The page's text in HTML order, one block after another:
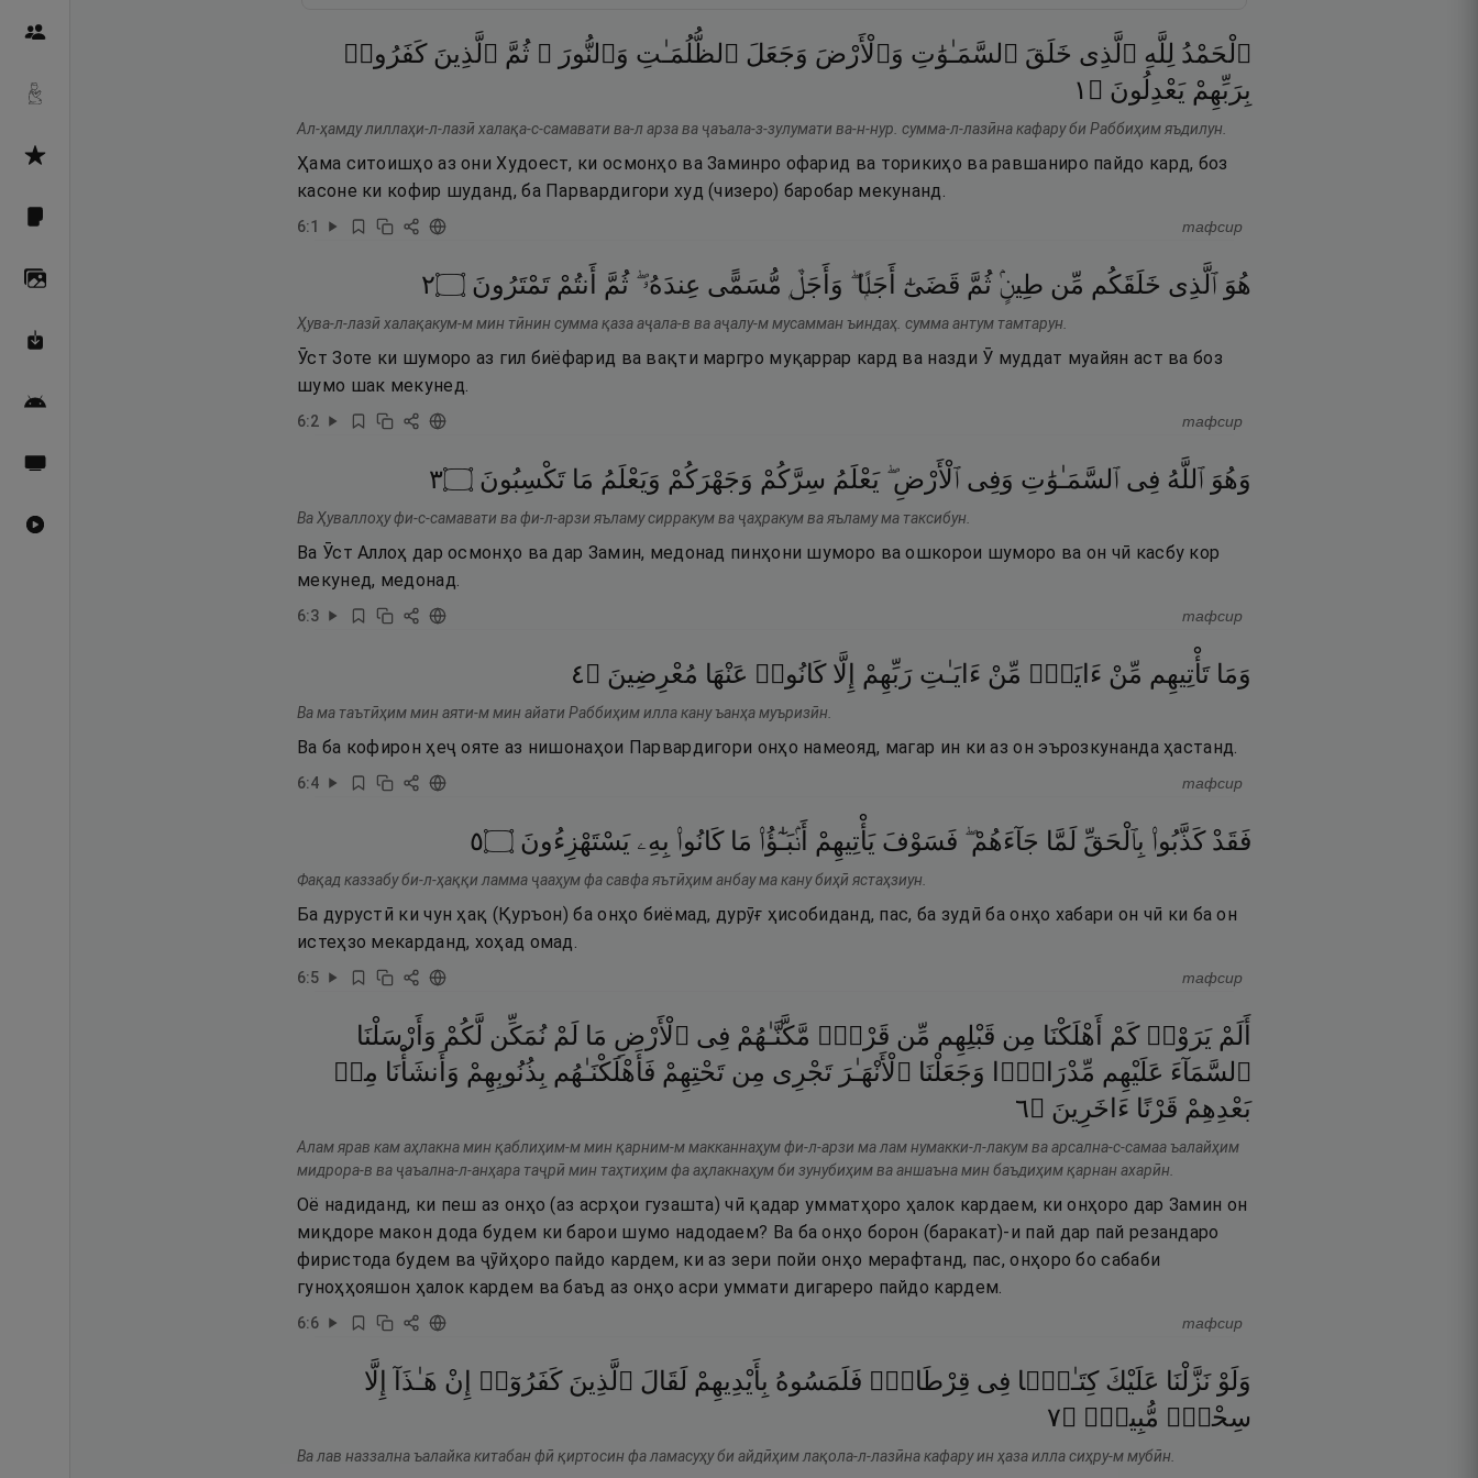
ٱلْحَمْدُ لِلَّهِ ٱلَّذِى خَلَقَ ٱلسَّمَـٰوَٰتِ وَٱلْأَرْضَ وَجَعَلَ ٱلظُّلُمَـٰتِ وَٱلنُّورَ ۖ ثُمَّ ٱلَّذِينَ كَفَرُوا۟
بِرَبِّهِمْ يَعْدِلُونَ ۝ ١
Ал-ҳамду лиллаҳи-л-лазӣ халақа-с-самавати ва-л арза ва ҷаъала-з-зулумати ва-н-нур. сумма-л-лазӣна кафару би Раббиҳим яъдилун.
Ҳама ситоишҳо аз они Худоест, ки осмонҳо ва Заминро офарид ва торикиҳо ва равшаниро пайдо кард, боз
касоне ки кофир шуданд, ба Парвардигори худ (чизеро) баробар мекунанд.
6:1 тафсир
هُوَ ٱلَّذِى خَلَقَكُم مِّن طِينٍۢ ثُمَّ قَضَىٰٓ أَجَلًۭا ۖ وَأَجَلٌۭ مُّسَمًّى عِندَهُۥ ۖ ثُمَّ أَنتُمْ تَمْتَرُونَ ۝٢
Ҳува-л-лазӣ халақакум-м мин тӣнин сумма қаза аҷала-в ва аҷалу-м мусамман ъиндаҳ. сумма антум тамтарун.
Ӯст Зоте ки шуморо аз гил биёфарид ва вақти маргро муқаррар кард ва назди Ӯ муддат муайян аст ва боз
шумо шак мекунед.
6:2 тафсир
وَهُوَ ٱللَّهُ فِى ٱلسَّمَـٰوَٰتِ وَفِى ٱلْأَرْضِ ۖ يَعْلَمُ سِرَّكُمْ وَجَهْرَكُمْ وَيَعْلَمُ مَا تَكْسِبُونَ ۝٣
Ва Ҳуваллоҳу фи-с-самавати ва фи-л-арзи яъламу сирракум ва ҷаҳракум ва яъламу ма таксибун.
Ва Ӯст Аллоҳ дар осмонҳо ва дар Замин, медонад пинҳони шуморо ва ошкорои шуморо ва он чӣ касбу кор
мекунед, медонад.
6:3 тафсир
وَمَا تَأْتِيهِم مِّنْ ءَايَةٍۢ مِّنْ ءَايَـٰتِ رَبِّهِمْ إِلَّا كَانُوا۟ عَنْهَا مُعْرِضِينَ ۝٤
Ва ма таътӣҳим мин аяти-м мин айати Раббиҳим илла кану ъанҳа муъризӣн.
Ва ба кофирон ҳеҷ ояте аз нишонаҳои Парвардигори онҳо намеояд, магар ин ки аз он эърозкунанда ҳастанд.
6:4 тафсир
فَقَدْ كَذَّبُوا۟ بِٱلْحَقِّ لَمَّا جَآءَهُمْ ۖ فَسَوْفَ يَأْتِيهِمْ أَنۢبَـٰٓؤُا۟ مَا كَانُوا۟ بِهِۦ يَسْتَهْزِءُونَ ۝٥
Фақад каззабу би-л-ҳаққи ламма ҷааҳум фа савфа яътӣҳим анбау ма кану биҳӣ ястаҳзиун.
Ба дурустӣ ки чун ҳақ (Қуръон) ба онҳо биёмад, дурӯғ ҳисобиданд, пас, ба зудӣ ба онҳо хабари он чӣ ки ба он
истеҳзо мекарданд, хоҳад омад.
6:5 тафсир
أَلَمْ يَرَوْا۟ كَمْ أَهْلَكْنَا مِن قَبْلِهِم مِّن قَرْنٍۢ مَّكَّنَّـٰهُمْ فِى ٱلْأَرْضِ مَا لَمْ نُمَكِّن لَّكُمْ وَأَرْسَلْنَا
ٱلسَّمَآءَ عَلَيْهِم مِّدْرَارًۭا وَجَعَلْنَا ٱلْأَنْهَـٰرَ تَجْرِى مِن تَحْتِهِمْ فَأَهْلَكْنَـٰهُم بِذُنُوبِهِمْ وَأَنشَأْنَا مِنۢ
بَعْدِهِمْ قَرْنًا ءَاخَرِينَ ۝٦
Алам ярав кам аҳлакна мин қаблиҳим-м мин қарним-м макканнаҳум фи-л-арзи ма лам нумакки-л-лакум ва арсална-с-самаа ъалайҳим
мидрора-в ва ҷаъална-л-анҳара таҷрӣ мин таҳтиҳим фа аҳлакнаҳум би зунубиҳим ва аншаъна мин баъдиҳим қарнан ахарӣн.
Оё надиданд, ки пеш аз онҳо (аз асрҳои гузашта) чӣ қадар умматҳоро ҳалок кардаем, ки онҳоро дар Замин он
миқдоре макон дода будем ки барои шумо надодаем? Ва ба онҳо борон (баракат)-и пай дар пай резандаро
фиристода будем ва ҷӯйҳоро пайдо кардем, ки аз зери пойи онҳо мерафтанд, пас, онҳоро бо сабаби
гуноҳҳояшон ҳалок кардем ва баъд аз онҳо асри уммати дигареро пайдо кардем.
6:6 тафсир
وَلَوْ نَزَّلْنَا عَلَيْكَ كِتَـٰبًۭا فِى قِرْطَاسٍۢ فَلَمَسُوهُ بِأَيْدِيهِمْ لَقَالَ ٱلَّذِينَ كَفَرُوٓا۟ إِنْ هَـٰذَآ
إِلَّا
سِحْرٌۭ مُّبِينٌۭ ۝٧
Ва лав наззална ъалайка китабан фӣ қиртосин фа ламасуҳу би айдӣҳим лақола-л-лазӣна кафару ин ҳаза илла сиҳру-м мубӣн.